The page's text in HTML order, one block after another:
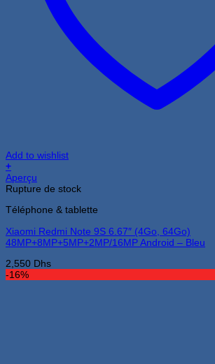
Add to wishlist
+
Aperçu
Rupture de stock
Téléphone & tablette
Xiaomi Redmi Note 9S 6.67″ (4Go, 64Go)
48MP+8MP+5MP+2MP/16MP Android – Bleu
2,550 Dhs
-16%